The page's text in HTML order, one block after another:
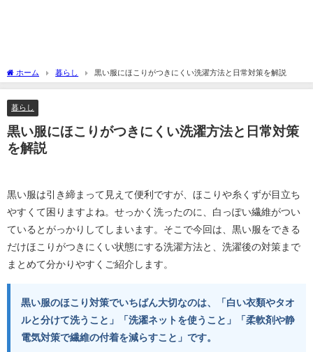
ホーム 暮らし 黒い服にほこりがつきにくい洗濯方法と日常対策を解説
暮らし
黒い服にほこりがつきにくい洗濯方法と日常対策
を解説
黒い服は引き締まって見えて便利ですが、ほこりや糸くずが目立ち
やすくて困りますよね。せっかく洗ったのに、白っぽい繊維がつい
ているとがっかりしてしまいます。そこで今回は、黒い服をできる
だけほこりがつきにくい状態にする洗濯方法と、洗濯後の対策まで
まとめて分かりやすくご紹介します。
黒い服のほこり対策でいちばん大切なのは、「白い衣類やタオ
ルと分けて洗うこと」「洗濯ネットを使うこと」「柔軟剤や静
電気対策で繊維の付着を減らすこと」です。